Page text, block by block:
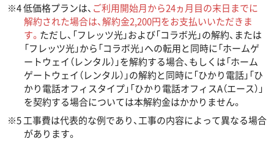
※4 低価格プランは、 ご利用開始月から24ヵ月目の末日までに
解約された場合は、解約金2,200円をお支払いいただきま
す。 ただし、「フレッツ光」および「コラボ光」の解約、または
「フレッツ光」から「コラボ光」への転用と同時に「ホームゲ
ートウェイ（レンタル）」を解約する場合、もしくは「ホーム
ゲートウェイ（レンタル）」の解約と同時に「ひかり電話」「ひ
かり電話オフィスタイプ」「ひかり電話オフィスA（エース）」
を契約する場合については本解約金はかかりません。
※5 工事費は代表的な例であり、工事の内容によって異なる場合
があります。